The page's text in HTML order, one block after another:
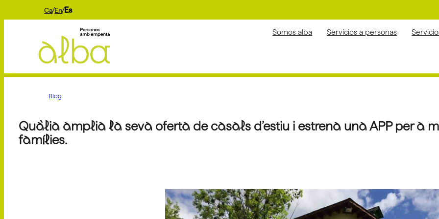
Ca En Es
Somos alba Servicios a personas
Blog
Quàlia amplia la seva oferta de casals d’estiu i estrena una APP per
famílies.